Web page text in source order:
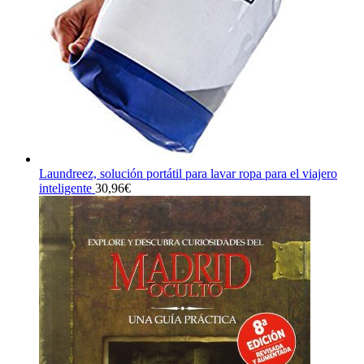
Laundreez, solución portátil para lavar ropa para el viajero
inteligente 30,96€